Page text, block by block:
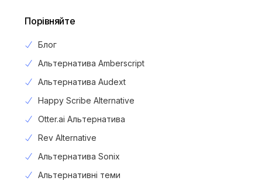
Порівняйте
Блог
Альтернатива Amberscript
Альтернатива Audext
Happy Scribe Alternative
Otter.ai Альтернатива
Rev Alternative
Альтернатива Sonix
Альтернативні теми